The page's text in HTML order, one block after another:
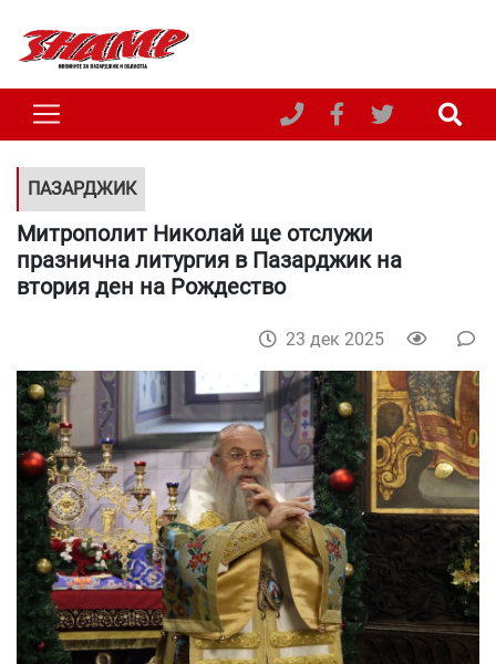
ПАЗАРДЖИК
Митрополит Николай ще отслужи
празнична литургия в Пазарджик на
втория ден на Рождество
23 дек 2025